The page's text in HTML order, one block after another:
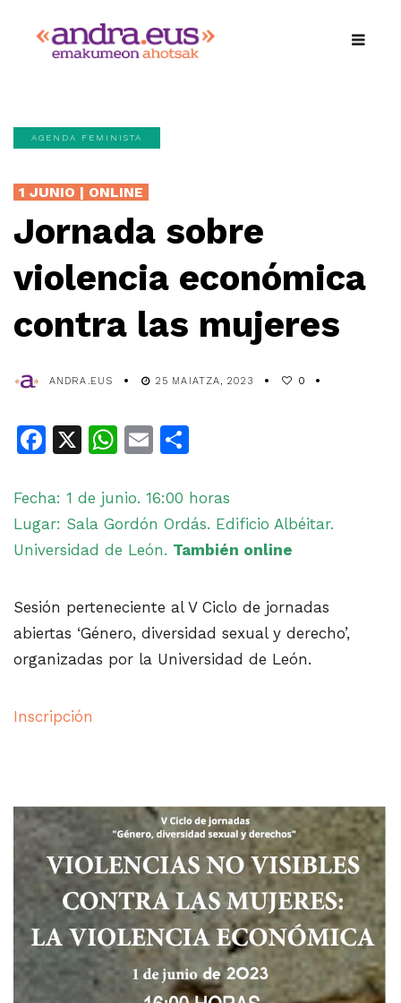
AGENDA FEMINISTA
1 JUNIO | ONLINE
Jornada sobre
violencia económica
contra las mujeres
ANDRA.EUS 25 MAIATZA, 2023 0
Facebook
X WhatsApp
Email
Fecha: 1 de junio. 16:00 horas
Lugar: Sala Gordón Ordás. Edificio Albéitar.
Universidad de León. También online
Sesión perteneciente al V Ciclo de jornadas
abiertas ‘Género, diversidad sexual y derecho’,
organizadas por la Universidad de León.
Inscripción